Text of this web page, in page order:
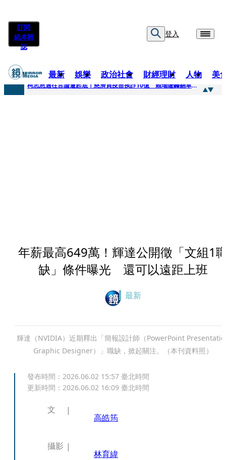
訂閱
紙本雜
誌
登入
最新 娛樂 政治社會 財經理財 人物 美
快訊
柯志恩過往言論遭起底！慈濟買疫苗挨詐10億 賴瑞隆轟翻車：應為當年錯誤道歉
年薪最高649萬！輝達公開徵「文組1
缺」條件曝光 還可以遠距上班
最新
輝達（NVIDIA）近期釋出「簡報設計師（PowerPoint
Graphic Designer）」職缺，掀起關注。（本刊資料照）
發布時間： 2026.06.02 15:57 臺北時間
更新時間： 2026.06.02 16:09 臺北時間
文
高皓筠
攝影
林育緯